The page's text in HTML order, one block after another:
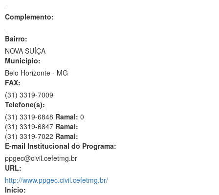
-
Complemento:
-
Bairro:
NOVA SUÍÇA
Município:
Belo Horizonte - MG
FAX:
(31) 3319-7009
Telefone(s):
(31) 3319-6848 Ramal: 0
(31) 3319-6847 Ramal:
(31) 3319-7022 Ramal:
E-mail Institucional do Programa:
ppgec@civil.cefetmg.br
URL:
http://www.ppgec.civil.cefetmg.br/
Início: